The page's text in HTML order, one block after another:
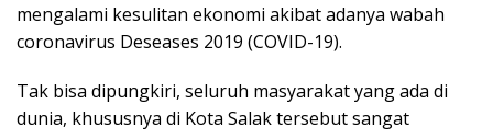
mengalami kesulitan ekonomi akibat adanya wabah
coronavirus Deseases 2019 (COVID-19).
Tak bisa dipungkiri, seluruh masyarakat yang ada di
dunia, khususnya di Kota Salak tersebut sangat